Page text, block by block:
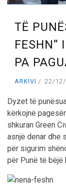
TË
FESHN”
PA
ARKIVI 22/
Dyzet të
kërkojnë
shkuran Green
asnjë denar dhe
për sigurim
për Punë të